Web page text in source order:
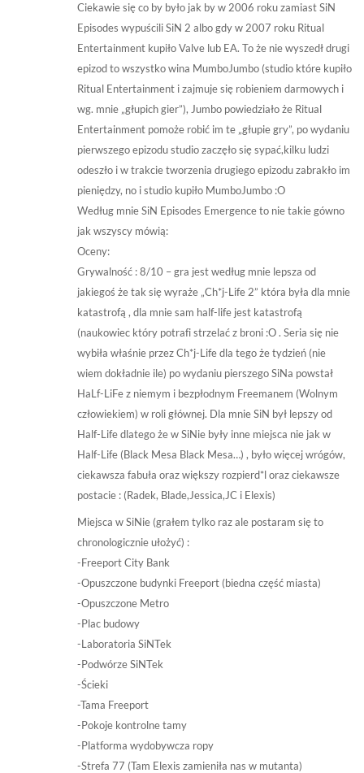
Ciekawie się co by było jak by w 2006 roku zamiast SiN
Episodes wypuścili SiN 2 albo gdy w 2007 roku Ritual
Entertainment kupiło Valve lub EA. To że nie wyszedł drugi
epizod to wszystko wina MumboJumbo (studio które kupiło
Ritual Entertainment i zajmuje się robieniem darmowych i
wg. mnie „głupich gier”), Jumbo powiedziało że Ritual
Entertainment pomoże robić im te „głupie gry”, po wydaniu
pierwszego epizodu studio zaczęło się sypać,kilku ludzi
odeszło i w trakcie tworzenia drugiego epizodu zabrakło im
pieniędzy, no i studio kupiło MumboJumbo :O
Według mnie SiN Episodes Emergence to nie takie gówno
jak wszyscy mówią:
Oceny:
Grywalność : 8/10 – gra jest według mnie lepsza od
jakiegoś że tak się wyraże „Ch*j-Life 2” która była dla mnie
katastrofą , dla mnie sam half-life jest katastrofą
(naukowiec który potrafi strzelać z broni :O . Seria się nie
wybiła właśnie przez Ch*j-Life dla tego że tydzień (nie
wiem dokładnie ile) po wydaniu pierszego SiNa powstał
HaLf-LiFe z niemym i bezpłodnym Freemanem (Wolnym
człowiekiem) w roli głównej. Dla mnie SiN był lepszy od
Half-Life dlatego że w SiNie były inne miejsca nie jak w
Half-Life (Black Mesa Black Mesa…) , było więcej wrógów,
ciekawsza fabuła oraz większy rozpierd*l oraz ciekawsze
postacie : (Radek, Blade,Jessica,JC i Elexis)
Miejsca w SiNie (grałem tylko raz ale postaram się to
chronologicznie ułożyć) :
-Freeport City Bank
-Opuszczone budynki Freeport (biedna część miasta)
-Opuszczone Metro
-Plac budowy
-Laboratoria SiNTek
-Podwórze SiNTek
-Ścieki
-Tama Freeport
-Pokoje kontrolne tamy
-Platforma wydobywcza ropy
-Strefa 77 (Tam Elexis zamieniła nas w mutanta)